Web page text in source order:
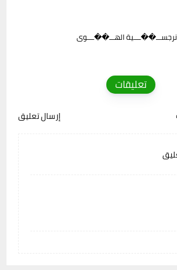
نرجســـ��ــــية الهـــ��ــــوى
تعليقات
إرسال تعليق